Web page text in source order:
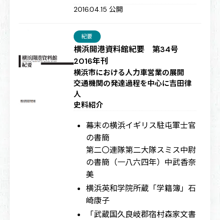
2016.04.15 公開
横浜開港資料館紀要 第34号
2016年刊
紀要
横浜市における人力車営業の展開
交通機関の発達過程を中心に吉田律
人
史料紹介
幕末の横浜イギリス駐屯軍士官
の書簡
第二〇連隊第二大隊スミス中尉
の書簡（一八六四年） 中武香奈
美
横浜英和学院所蔵「学籍簿」 石
崎康子
「武蔵国久良岐郡宿村森家文書